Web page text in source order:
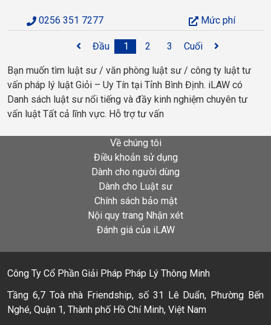
0256 351 7277 Mức phí
Đầu 1 2 3 Cuối
Bạn muốn tìm luật sư / văn phòng luật sư / công ty luật tư
vấn pháp lý luật Giỏi – Uy Tín tại Tỉnh Bình Định. iLAW có
Danh sách luật sư nổi tiếng và đầy kinh nghiệm chuyên tư
vấn luật Tất cả lĩnh vực. Hỗ trợ tư vấn
Về chúng tôi
Điều khoản sử dụng
Dành cho người dùng
Dành cho Luật sư
Chính sách bảo mật
Nội quy trang Nhận xét
Đánh giá của iLAW
Công Ty Cổ Phần Giải Pháp Pháp Lý Thông Minh
Tầng 6,7 Toà nhà Friendship, số 31 Lê Duẩn, Phường Bến
Nghé, Quận 1, Thành phố Hồ Chí Minh, Việt Nam